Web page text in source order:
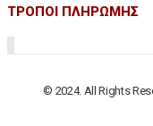
ΤΡΟΠΟΙ ΠΛΗΡΩΜΗΣ
© 2024. All Rights